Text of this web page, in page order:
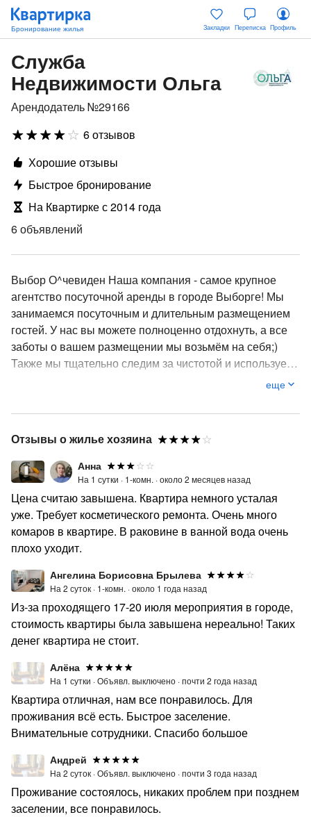
Закладки Переписка Профиль
Служба
Недвижимости Ольга
Арендодатель №29166
6 отзывов
Хорошие отзывы
Быстрое бронирование
На Квартирке с 2014 года
6 объявлений
Выбор О^чевиден Наша компания - самое крупное
агентство посуточной аренды в городе Выборге! Мы
занимаемся посуточным и длительным размещением
гостей. У нас вы можете полноценно отдохнуть, а все
заботы о вашем размещении мы возьмём на себя;)
Также мы тщательно следим за чистотой и используем
все необходимые средства для уборки и обработки
комфортности и наполняемости. ************** Для
документов с кассовым чеком. **************
Территориально квартиры расположены во всех
районах города /в центре, в Старом городе, в Южном
микрорайоне и на Папуле /за ж/д мостом в
направлении на Светогорск.
еще
Отзывы о жилье хозяина
Анна
На 1 сутки · 1-комн. ·около 2 месяцев назад
Цена считаю завышена. Квартира немного усталая
уже. Требует косметического ремонта. Очень много
комаров в квартире. В раковине в ванной вода очень
плохо уходит.
Ангелина Борисовна Брылева
На 2 суток · 1-комн. ·около 1 года назад
Из-за проходящего 17-20 июля мероприятия в городе,
стоимость квартиры была завышена нереально! Таких
денег квартира не стоит.
Алёна
На 1 сутки ·Объявл. выключено ·почти 2 года назад
Квартира отличная, нам все понравилось. Для
проживания всё есть. Быстрое заселение.
Внимательные сотрудники. Спасибо большое
Андрей
На 2 суток ·Объявл. выключено ·почти 3 года назад
Проживание состоялось, никаких проблем при позднем
заселении, все понравилось.